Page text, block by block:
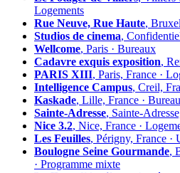
Logements
Rue Neuve, Rue Haute,
Studios de cinema,
Wellcome, Paris · Bureaux
Cadavre exquis exposition,
PARIS XIII, Paris, France ·
Intelligence Campus, Creil,
Kaskade, Lille, France ·
Sainte-Adresse, Sainte-
Nice 3.2, Nice, France ·
Les Feuilles, Périgny, France ·
Boulogne Seine Gourmande,
· Programme mixte